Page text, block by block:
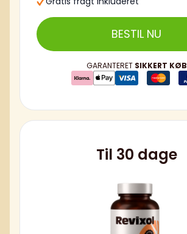
Til 30 dage
BESTIL NU
GARANTERET SIKKERT KØB